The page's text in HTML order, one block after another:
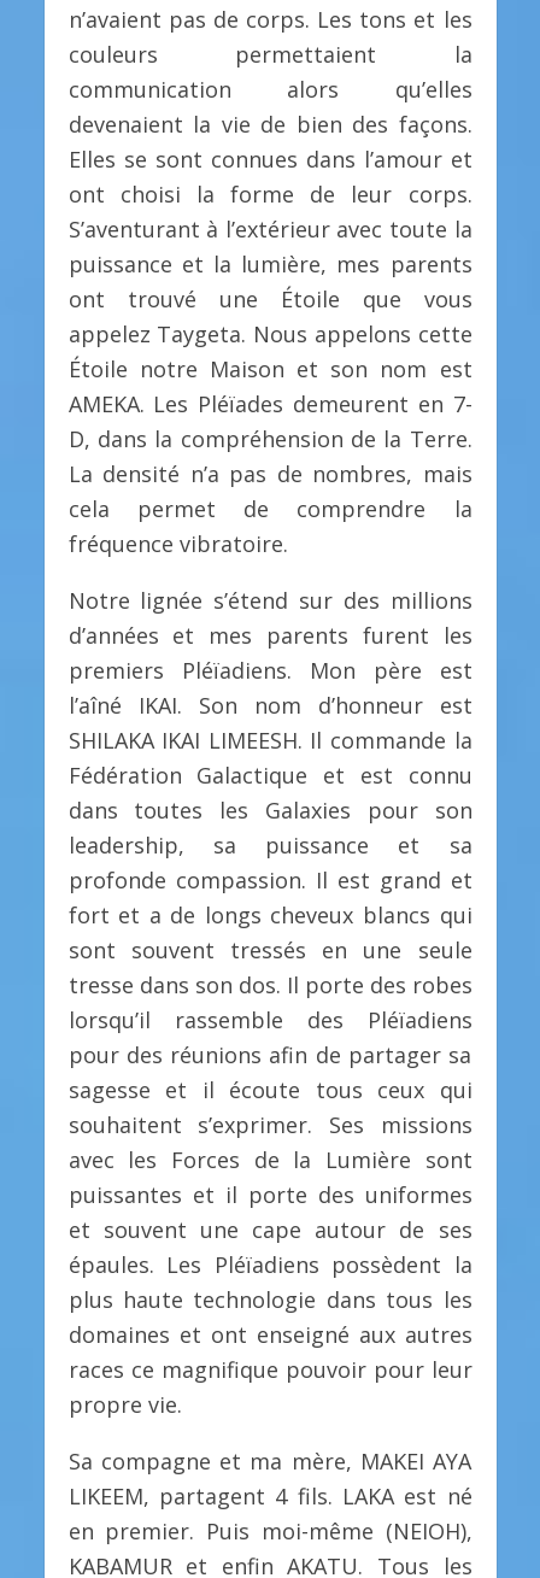
n’avaient pas de corps. Les tons et les
couleurs permettaient la
communication alors qu’elles
devenaient la vie de bien des façons.
Elles se sont connues dans l’amour et
ont choisi la forme de leur corps.
S’aventurant à l’extérieur avec toute la
puissance et la lumière, mes parents
ont trouvé une Étoile que vous
appelez Taygeta. Nous appelons cette
Étoile notre Maison et son nom est
AMEKA. Les Pléïades demeurent en 7-
D, dans la compréhension de la Terre.
La densité n’a pas de nombres, mais
cela permet de comprendre la
fréquence vibratoire.
Notre lignée s’étend sur des millions
d’années et mes parents furent les
premiers Pléïadiens. Mon père est
l’aîné IKAI. Son nom d’honneur est
SHILAKA IKAI LIMEESH. Il commande la
Fédération Galactique et est connu
dans toutes les Galaxies pour son
leadership, sa puissance et sa
profonde compassion. Il est grand et
fort et a de longs cheveux blancs qui
sont souvent tressés en une seule
tresse dans son dos. Il porte des robes
lorsqu’il rassemble des Pléïadiens
pour des réunions afin de partager sa
sagesse et il écoute tous ceux qui
souhaitent s’exprimer. Ses missions
avec les Forces de la Lumière sont
puissantes et il porte des uniformes
et souvent une cape autour de ses
épaules. Les Pléïadiens possèdent la
plus haute technologie dans tous les
domaines et ont enseigné aux autres
races ce magnifique pouvoir pour leur
propre vie.
Sa compagne et ma mère, MAKEI AYA
LIKEEM, partagent 4 fils. LAKA est né
en premier. Puis moi-même (NEIOH),
KABAMUR et enfin AKATU. Tous les